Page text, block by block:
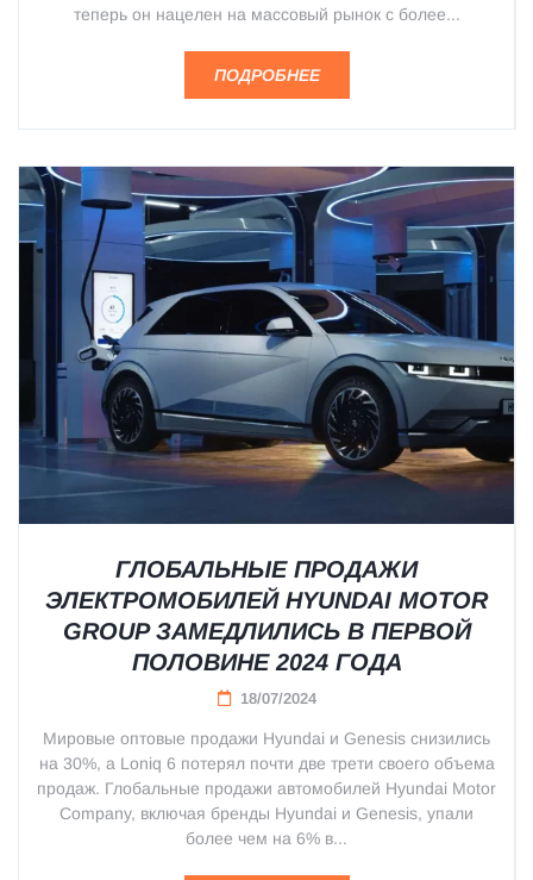
теперь он нацелен на массовый рынок с более...
ПОДРОБНЕЕ
ГЛОБАЛЬНЫЕ ПРОДАЖИ
ЭЛЕКТРОМОБИЛЕЙ HYUNDAI MOTOR
GROUP ЗАМЕДЛИЛИСЬ В ПЕРВОЙ
ПОЛОВИНЕ 2024 ГОДА
18/07/2024
Мировые оптовые продажи Hyundai и Genesis снизились
на 30%, а Loniq 6 потерял почти две трети своего объема
продаж. Глобальные продажи автомобилей Hyundai Motor
Company, включая бренды Hyundai и Genesis, упали
более чем на 6% в...